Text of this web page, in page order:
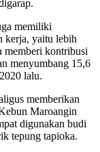
memiliki
kerja, yaitu lebih
memberi kontribusi
menyumbang 15,6
lalu.
memberikan
Maroangin
digunakan budi
tepung tapioka.